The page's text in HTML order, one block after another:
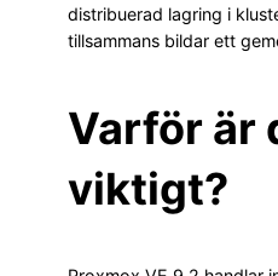
distribuerad lagring i
tillsammans bildar ett
Varför är
viktigt?